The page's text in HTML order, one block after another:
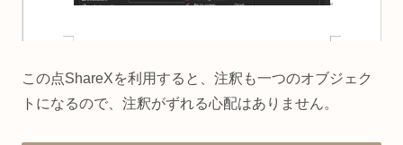
この点ShareXを利用すると、注釈も一つのオブジェク
トになるので、注釈がずれる心配はありません。